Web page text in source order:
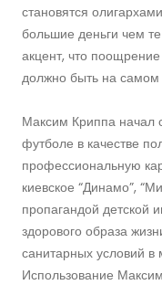
становятся
большие деньги чем
акцент, что
должно быть на самом
Максим Криппа начал
футболе в качестве
профессиональную
киевское “Динамо”,
пропагандой детской
здорового образа
санитарных условий в
Использование